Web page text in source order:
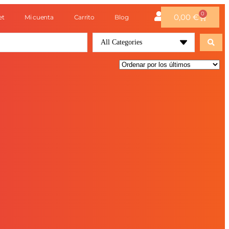
Mi cuenta Carrito Blog 0,00 € 0
All Categories